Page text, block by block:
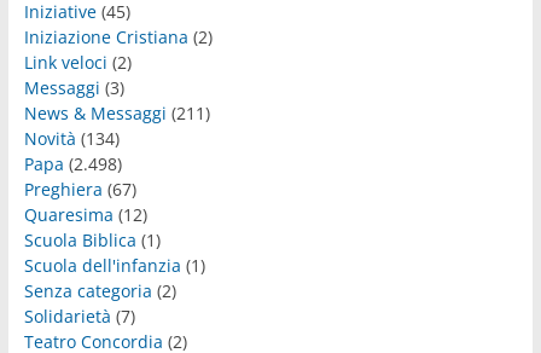
Iniziative(45)
Iniziazione Cristiana (2)
Link veloci (2)
Messaggi (3)
News & Messaggi (211)
Novità (134)
Papa (2.498)
Preghiera (67)
Quaresima (12)
Scuola Biblica (1)
Scuola dell'infanzia (1)
Senza categoria (2)
Solidarietà (7)
Teatro Concordia (2)